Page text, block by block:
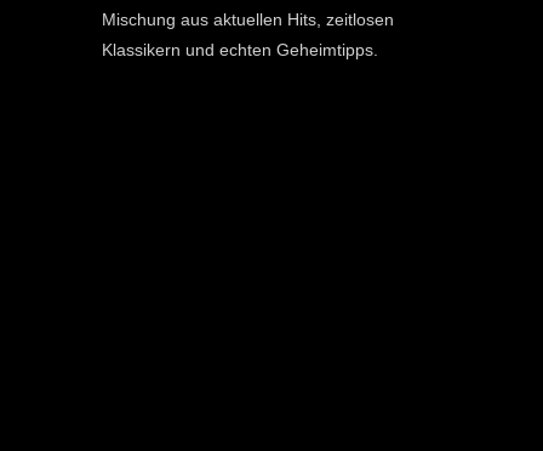
Mischung aus aktuellen Hits, zeitlosen
Klassikern und echten Geheimtipps.